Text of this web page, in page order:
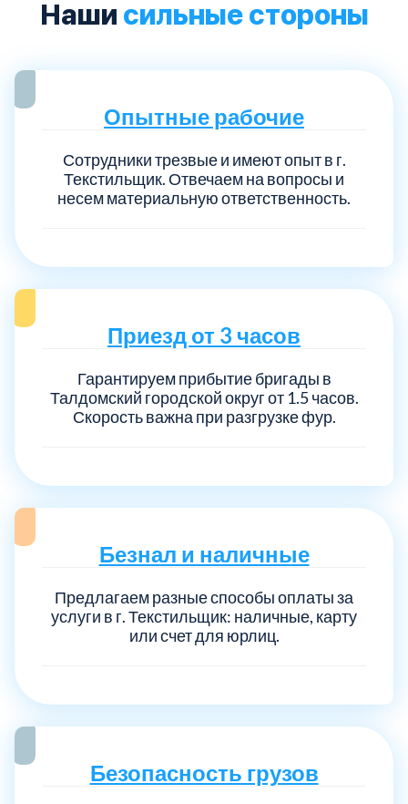
Наши сильные стороны
Опытные рабочие
Сотрудники трезвые и имеют опыт в г.
Текстильщик. Отвечаем на вопросы и
несем материальную ответственность.
Приезд от 3 часов
Гарантируем прибытие бригады в
Талдомский городской округ от 1.5 часов.
Скорость важна при разгрузке фур.
Безнал и наличные
Предлагаем разные способы оплаты за
услуги в г. Текстильщик: наличные, карту
или счет для юрлиц.
Безопасность грузов